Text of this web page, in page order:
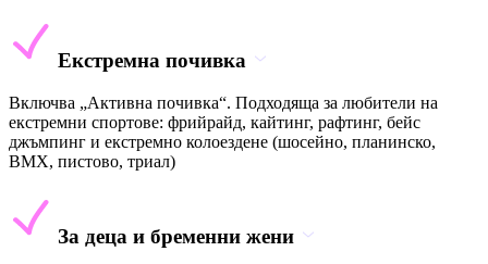
Екстремна почивка
Включва „Активна почивка“. Подходяща за любители на
екстремни спортове: фрийрайд, кайтинг, рафтинг, бейс
джъмпинг и екстремно колоездене (шосейно, планинско,
BMX, пистово, триал)
За деца и бременни жени